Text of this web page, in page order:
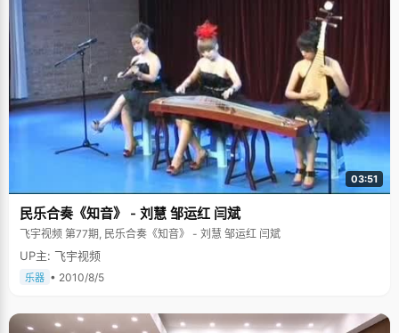
03:51
民乐合奏《知音》 - 刘慧 邹运红 闫斌
飞宇视频 第77期, 民乐合奏《知音》 - 刘慧 邹运红 闫斌
UP主: 飞宇视频
乐器 • 2010/8/5